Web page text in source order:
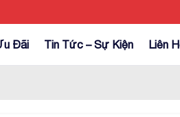
Đãi Tin Tức – Sự Kiện Liên